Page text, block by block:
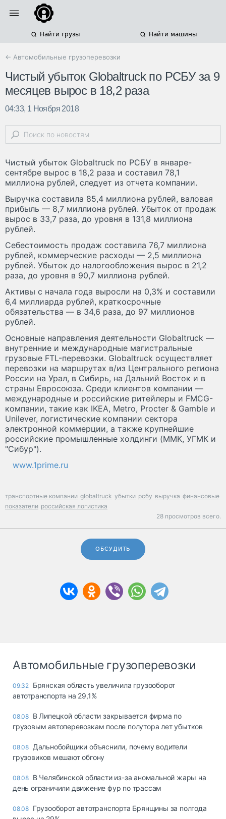
Найти грузы Найти машины
← Автомобильные грузоперевозки
Чистый убыток Globaltruck по РСБУ за 9
месяцев вырос в 18,2 раза
04:33, 1 Ноября 2018
Чистый убыток Globaltruck по РСБУ в январе-
сентябре вырос в 18,2 раза и составил 78,1
миллиона рублей, следует из отчета компании.
Выручка составила 85,4 миллиона рублей, валовая
прибыль — 8,7 миллиона рублей. Убыток от продаж
вырос в 33,7 раза, до уровня в 131,8 миллиона
рублей.
Себестоимость продаж составила 76,7 миллиона
рублей, коммерческие расходы — 2,5 миллиона
рублей. Убыток до налогообложения вырос в 21,2
раза, до уровня в 90,7 миллиона рублей.
Активы с начала года выросли на 0,3% и составили
6,4 миллиарда рублей, краткосрочные
обязательства — в 34,6 раза, до 97 миллионов
рублей.
Основные направления деятельности Globaltruck —
внутренние и международные магистральные
грузовые FTL-перевозки. Globaltruck осуществляет
перевозки на маршрутах в/из Центрального региона
России на Урал, в Сибирь, на Дальний Восток и в
страны Евросоюза. Среди клиентов компании —
международные и российские ритейлеры и FMCG-
компании, такие как IKEA, Metro, Procter & Gamble и
Unilever, логистические компании сектора
электронной коммерции, а также крупнейшие
российские промышленные холдинги (MMK, УГМК и
"Сибур").
www.1prime.ru
транспортные компании globaltruck убытки рсбу выручка финансовые
показатели российская логистика
28 просмотров всего.
ОБСУДИТЬ
Автомобильные грузоперевозки
09:32 Брянская область увеличила грузооборот
автотранспорта на 29,1%
08.08 В Липецкой области закрывается фирма по
грузовым автоперевозкам после полутора лет убытков
08.08 Дальнобойщики объяснили, почему водители
грузовиков мешают обгону
08.08 В Челябинской области из-за аномальной жары на
день ограничили движение фур по трассам
08.08 Грузооборот автотранспорта Брянщины за полгода